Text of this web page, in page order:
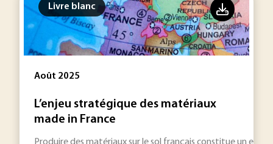
Livre blanc
Août 2025
L’enjeu stratégique des matériaux
made in France